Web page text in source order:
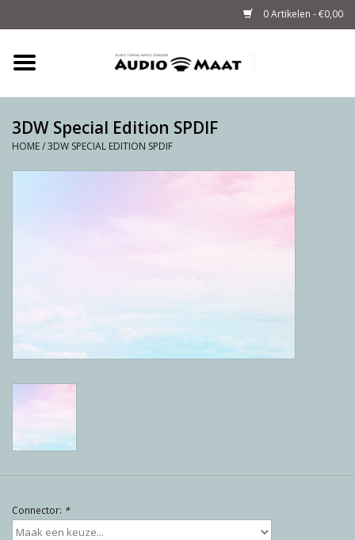
0 Artikelen - €0,00
Tuning
Reviews
Merken
3DW Special Edition SPDIF
HOME/3DW SPECIAL EDITION SPDIF
Connector: *